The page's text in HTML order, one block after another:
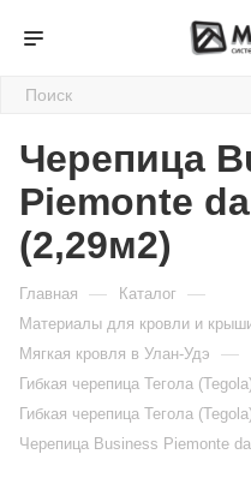
Черепица
Piemonte
(2,29м2)
Главная — Каталог —
Материалы для кровли и
Мягкая кровля в Улан-Удэ —
Гибкая черепица Тегола
Гибкая черепица Тегола
Черепица Business Piemonte